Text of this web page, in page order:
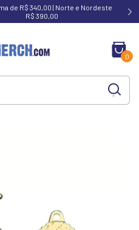
340,00 | Norte e Nordeste acima de
0